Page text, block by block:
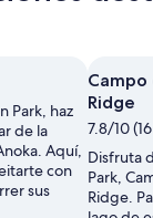
Park, haz
de la
Aquí,
con
sus
Ridge
7.8/10
Disfruta
Park,
Ridge.